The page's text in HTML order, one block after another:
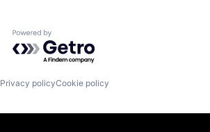
Powered by Getro.com
Privacy policyCookie policy